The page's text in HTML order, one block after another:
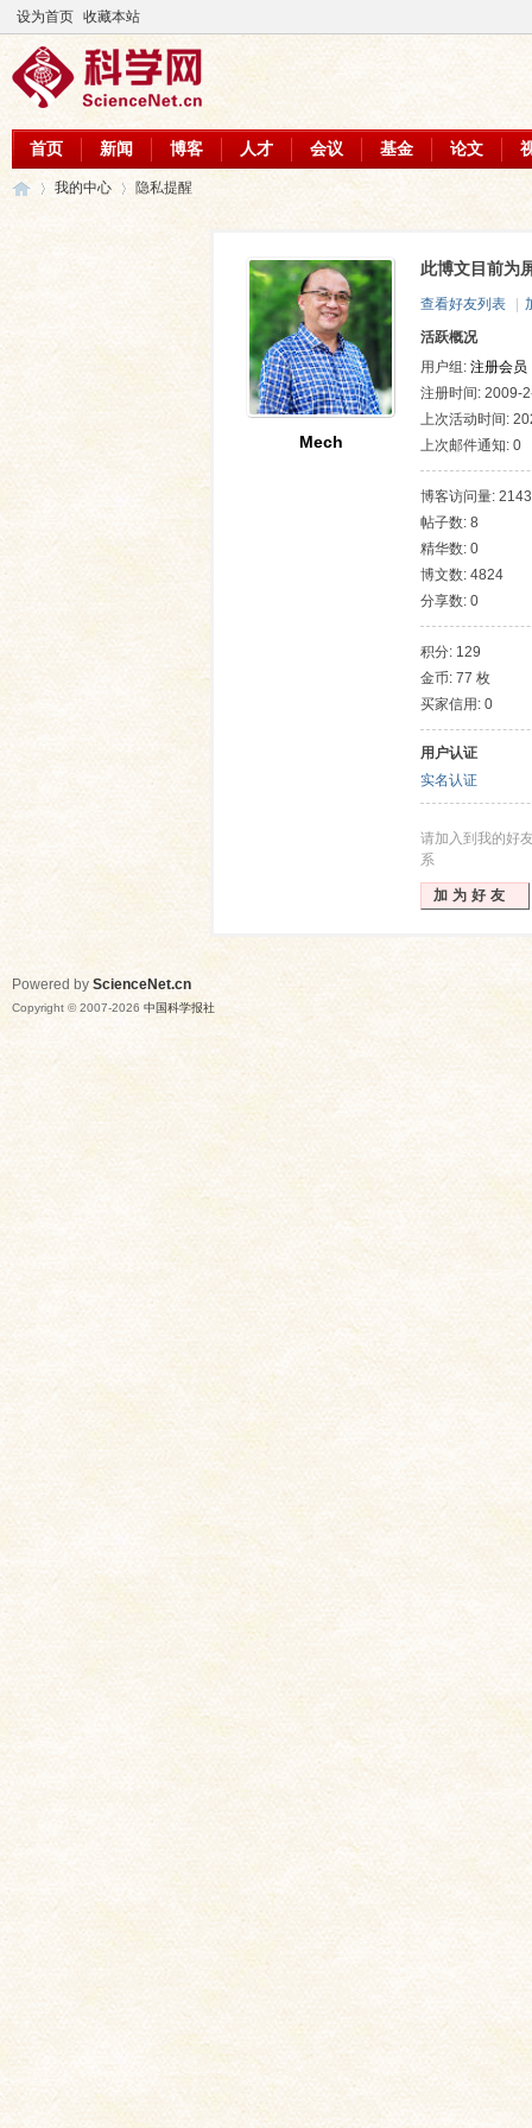
设为首页 收藏本站
首页 新闻 博客 人才 会议 基金 论文
我的中心 隐私提醒
Mech
此博文目前为
查看好友列表
活跃概况
用户组: 注册会员
注册时间: 2009-
上次活动时间:
上次邮件通知: 0
博客访问量:
帖子数: 8
精华数: 0
博文数: 4824
分享数: 0
积分: 129
金币: 77 枚
买家信用: 0
用户认证
实名认证
请加入到我的好
系
加为好友
Powered by ScienceNet.cn
Copyright © 2007-2026 中国科学报社